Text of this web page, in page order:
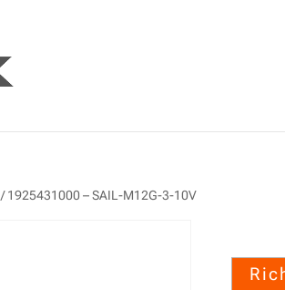
/ 1925431000 – SAIL-M12G-3-10V